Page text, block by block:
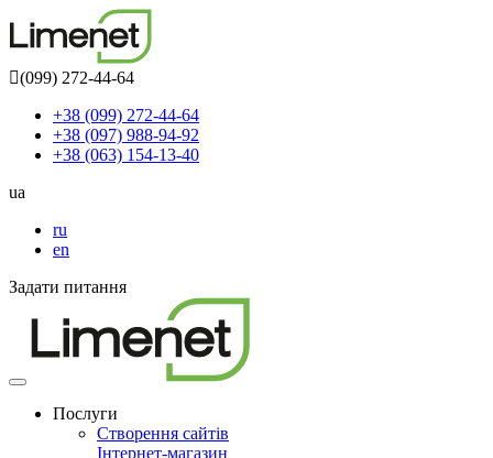
(099) 272-44-64
+38 (099) 272-44-64
+38 (097) 988-94-92
+38 (063) 154-13-40
ua
ru
en
Задати питання
Toggle
navigationПослуги
Створення сайтів
Інтернет-магазин